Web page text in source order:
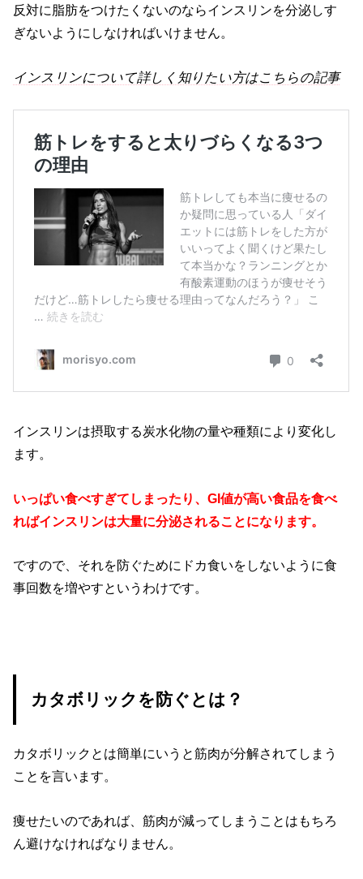
反対に脂肪をつけたくないのならインスリンを分泌しす
ぎないようにしなければいけません。
インスリンについて詳しく知りたい方はこちらの記事
インスリンは摂取する炭水化物の量や種類により変化し
ます。
いっぱい食べすぎてしまったり、GI値が高い食品を食べ
ればインスリンは大量に分泌されることになります。
ですので、それを防ぐためにドカ食いをしないように食
事回数を増やすというわけです。
カタボリックを防ぐとは？
カタボリックとは簡単にいうと筋肉が分解されてしまう
ことを言います。
痩せたいのであれば、筋肉が減ってしまうことはもちろ
ん避けなければなりません。